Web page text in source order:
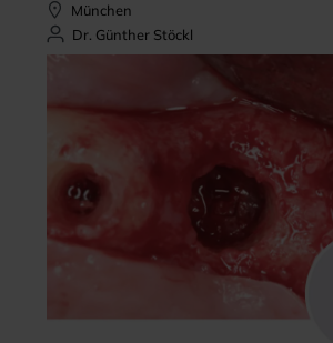
München
Dr. Günther Stöckl